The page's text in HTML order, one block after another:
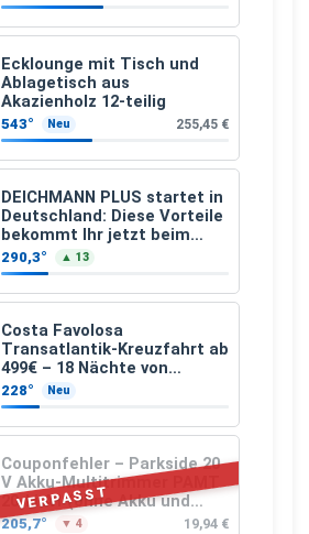
Ecklounge mit Tisch und
Ablagetisch aus
Akazienholz 12-teilig
543° Neu 255,45 €
DEICHMANN PLUS startet in
Deutschland: Diese Vorteile
bekommt Ihr jetzt beim
Schuhkauf
290,3° ▲ 13
Costa Favolosa
Transatlantik-Kreuzfahrt ab
499€ – 18 Nächte von
Hamburg nach Guadeloupe
228° Neu
VERPASST
Couponfehler – Parkside 20
V Akku-Multitrimmer PAMT
20-Li A1 (ohne Akku und
Ladegerät)
205,7° ▼ 4 19,94 €